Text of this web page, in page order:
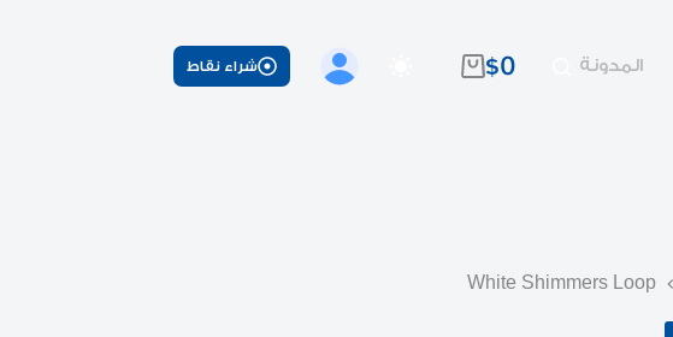
المدونة
عربة
$0 شراء نقاط
White Shimmers Loop